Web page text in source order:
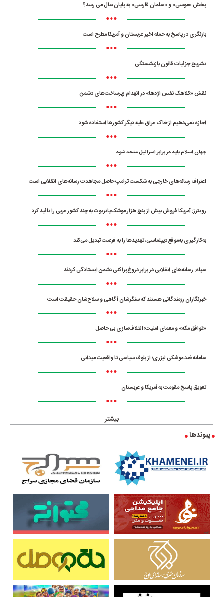
پخش «موسی» و «سلمان فارسی» به پایان سال می رسد؟
•••
بازنگری در پاسخ به حمله اخیر عربستان و آمریکا مطرح است
•••
تشریح جزئیات قانون بازنشستگی
•••
نقش «کلاهک نفس اژدها» در انهدام زیرساخت‌های دشمن
•••
اجازه نمی‌دهیم از خاک عراق علیه دیگر کشورها استفاده شود
•••
جهان اسلام باید در برابر اسرائیل متحد شود
•••
اعتراف رسانه‌های خارجی به شکست ترامپ حاصل مجاهدت رسانه‌های انقلابی است
•••
رویترز: آمریکا فروش بیش از پنج هزار موشک پاتریوت به چند کشور عربی را تائید کرد
•••
به‌کارگیری به‌موقع دیپلماسی، تهدیدها را به فرصت تبدیل می‌کند
•••
سپاه: رسانه‌های انقلابی در برابر دروغ‌پراکنی دشمن ایستادگی کردند
•••
خبرنگاران رزمندگانی هستند که سنگرشان آگاهی و سلاح‌شان حقیقت است
•••
«توافق مکه» و معمای امنیت؛ ائتلاف‌سازی بی حاصل
•••
سامانه ضد موشکی لیزری؛ از بلوف سیاسی تا واقعیت میدانی
•••
تعویق پاسخ مقومت به آمریکا و عربستان
•••
بیشتر
پیوندها